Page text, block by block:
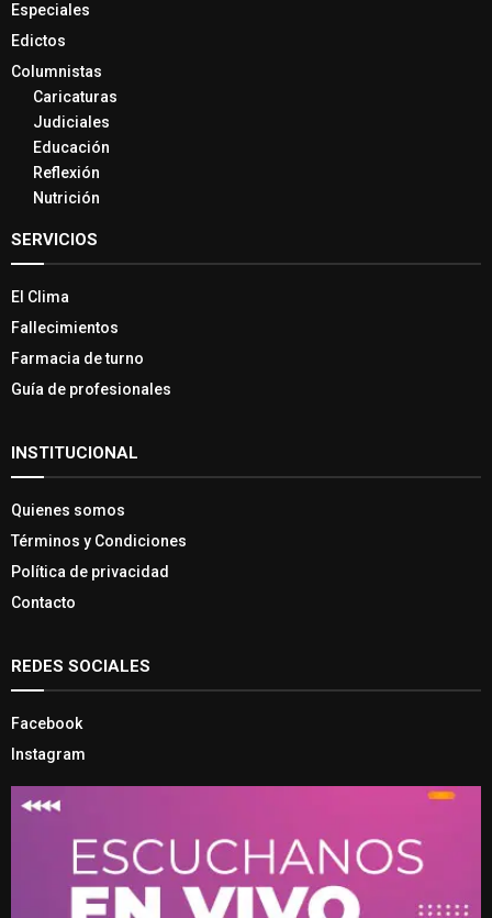
Especiales
Edictos
Columnistas
Caricaturas
Judiciales
Educación
Reflexión
Nutrición
SERVICIOS
El Clima
Fallecimientos
Farmacia de turno
Guía de profesionales
INSTITUCIONAL
Quienes somos
Términos y Condiciones
Política de privacidad
Contacto
REDES SOCIALES
Facebook
Instagram